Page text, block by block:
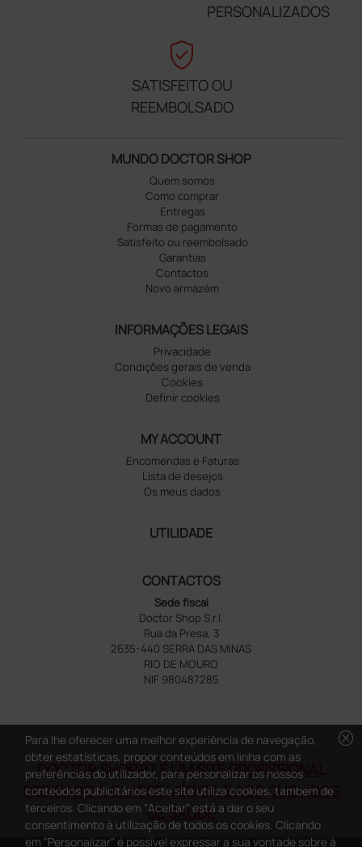
PERSONALIZADOS
verified_user
SATISFEITO OU
REEMBOLSADO
MUNDO DOCTOR SHOP
Quem somos
Como comprar
Entregas
Formas de pagamento
Satisfeito ou reembolsado
Garantias
Contactos
Novo armazém
INFORMAÇÕES LEGAIS
Privacidade
Condições gerais de venda
Cookies
Definir cookies
MY ACCOUNT
Encomendas e Faturas
Lista de desejos
Os meus dados
UTILIDADE
CONTACTOS
Sede fiscal
Doctor Shop S.r.l.
Rua da Presa, 3
2635-440 SERRA DAS MINAS
RIO DE MOURO
NIF 980487285
DOCTOR SHOP.PT É UM SITE PROFISSIONAL
DEDICADO À CLASSE MÉDICA E AOS CUIDADOS
DE SAÚDE
cancel
Para lhe oferecer uma melhor experiência de navegação,
obter estatísticas, propor conteúdos em linha com as
preferências do utilizador, para personalizar os nossos
conteúdos publicitários este site utiliza cookies, também de
terceiros. Clicando em "Aceitar" está a dar o seu
consentimento à utilização de todos os cookies. Clicando
em "Personalizar" é possível expressar a sua vontade sobre à